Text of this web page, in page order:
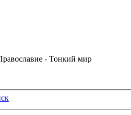
- Тонкий мир